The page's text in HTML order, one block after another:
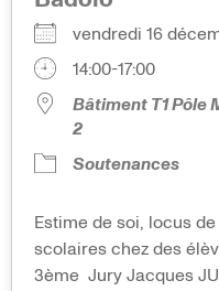
vendredi 16
14:00-17:00
Bâtiment T1 Pôle
2
Soutenances
Estime de soi, locus
scolaires chez des
3ème Jury Jacques